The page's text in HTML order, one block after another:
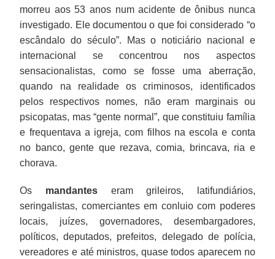
morreu aos 53 anos num acidente de ônibus nunca
investigado. Ele documentou o que foi considerado “o
escândalo do século”. Mas o noticiário nacional e
internacional se concentrou nos aspectos
sensacionalistas, como se fosse uma aberração,
quando na realidade os criminosos, identificados
pelos respectivos nomes, não eram marginais ou
psicopatas, mas “gente normal”, que constituiu família
e frequentava a igreja, com filhos na escola e conta
no banco, gente que rezava, comia, brincava, ria e
chorava.
Os mandanteseram grileiros, latifundiários,
seringalistas, comerciantes em conluio com poderes
locais, juízes, governadores, desembargadores,
políticos, deputados, prefeitos, delegado de polícia,
vereadores e até ministros, quase todos aparecem no